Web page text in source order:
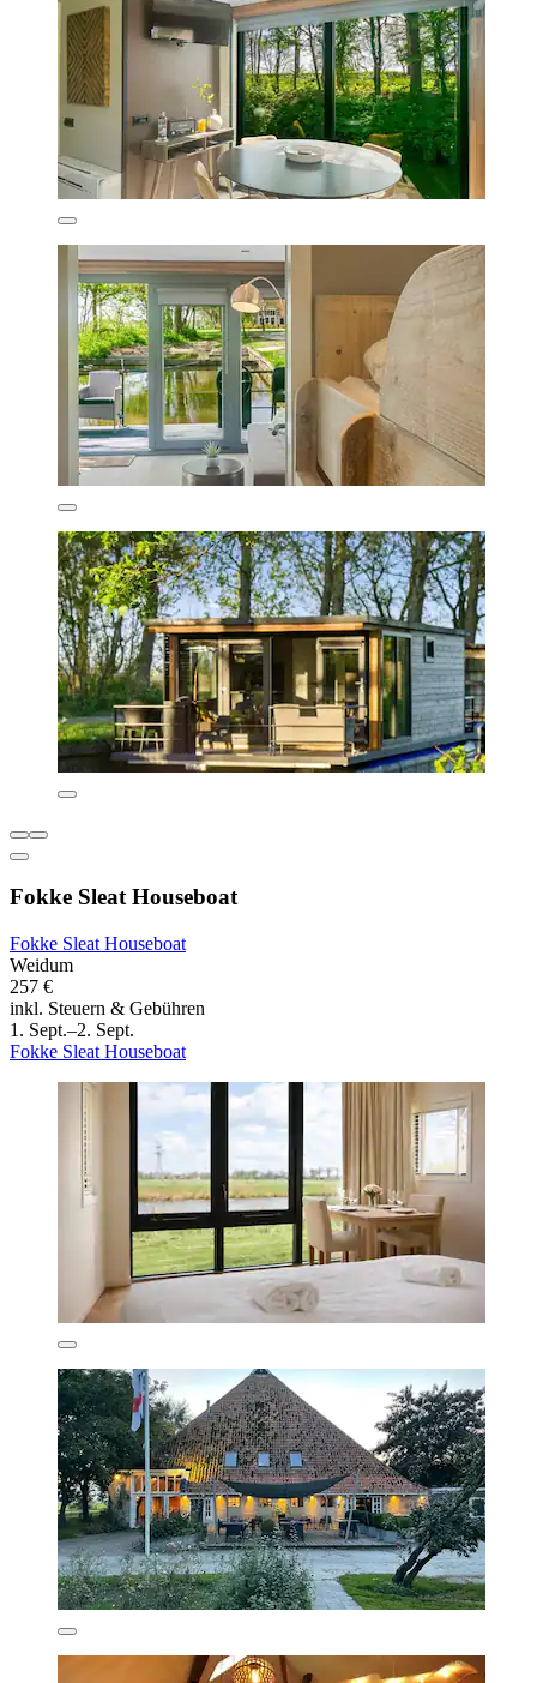
Fokke Sleat Houseboat
Fokke Sleat Houseboat
Weidum
257 €
inkl. Steuern & Gebühren
1. Sept.–2. Sept.
Fokke Sleat Houseboat